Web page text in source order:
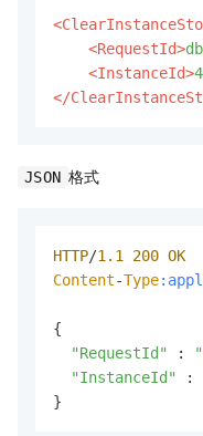
<RequestId>
<InstanceId>
</
JSON 格式
HTTP/1.1 200 OK
Content-Type
{
"RequestId"
:
"InstanceId"
:
}